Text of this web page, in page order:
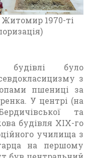
1970-ті
було
з
пшениці за
У центрі (на
та
будівля ХІХ-го
училища з
на першому